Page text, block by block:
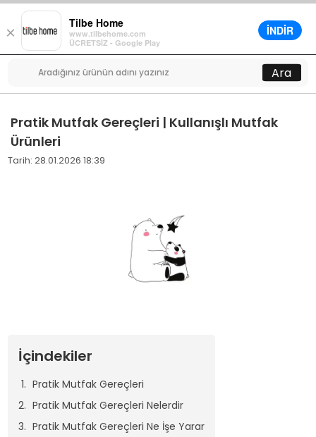
×
Tilbe Home
www.tilbehome.com
ÜCRETSİZ - Google Play
İNDİR
Menü
0
Ara
Pratik Mutfak Gereçleri | Kullanışlı Mutfak
Ürünleri
Tarih: 28.01.2026 18:39
İçindekiler
Pratik Mutfak Gereçleri
Pratik Mutfak Gereçleri Nelerdir
Pratik Mutfak Gereçleri Ne İşe Yarar